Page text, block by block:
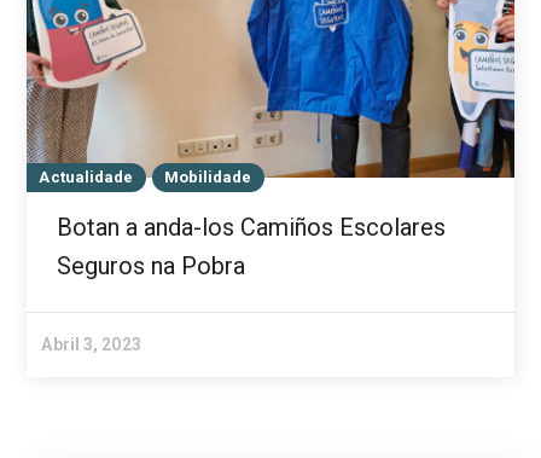
Actualidade Mobilidade
Botan a anda-los Camiños Escolares
Seguros na Pobra
Abril 3, 2023